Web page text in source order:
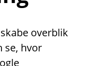
overblik
se, hvor